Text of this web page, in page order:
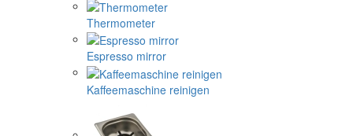
Thermometer
Espresso mirror
Kaffeemaschine reinigen